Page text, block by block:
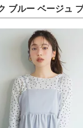
ブルー ベージュ